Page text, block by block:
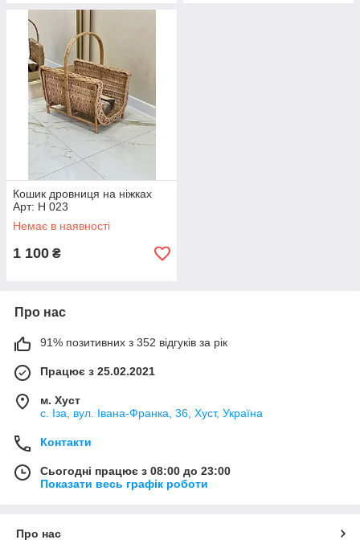
Кошик дровниця на ніжках
Арт: Н 023
Немає в наявності
1 100 ₴
Про нас
91% позитивних з 352 відгуків за рік
Працює з 25.02.2021
м. Хуст
с. Іза, вул. Івана-Франка, 36, Хуст, Україна
Контакти
Сьогодні працює з 08:00 до 23:00
Показати весь графік роботи
Про нас